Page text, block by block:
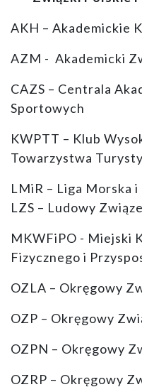
AKH – Akademickie
AZM - Akademicki
CAZS – Centrala
Sportowych
KWPTT – Klub
Towarzystwa
LMiR – Liga Morska i
LZS – Ludowy
MKWFiPO - Miejski
Fizycznego i
OZLA – Okręgowy
OZP – Okręgowy
OZPN – Okręgowy
OZRP – Okręgowy